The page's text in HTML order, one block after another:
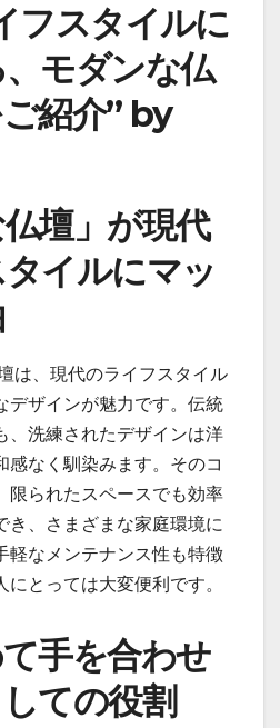
フスタイルに
モダンな仏
紹介” by
仏壇」が現代
イルにマッ
は、現代のライフスタイル
デザインが魅力です。伝統
、洗練されたデザインは洋
感なく馴染みます。そのコ
限られたスペースでも効率
き、さまざまな家庭環境に
軽なメンテナンス性も特徴
とっては大変便利です。
て手を合わせ
ての役割